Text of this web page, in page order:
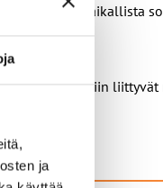
ja
sekä paikallista
vuosilomiin liittyvät